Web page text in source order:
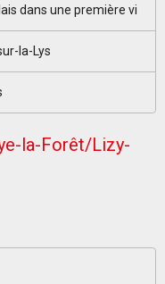
dans une première vi
la-Lys
la-Forêt/Lizy-